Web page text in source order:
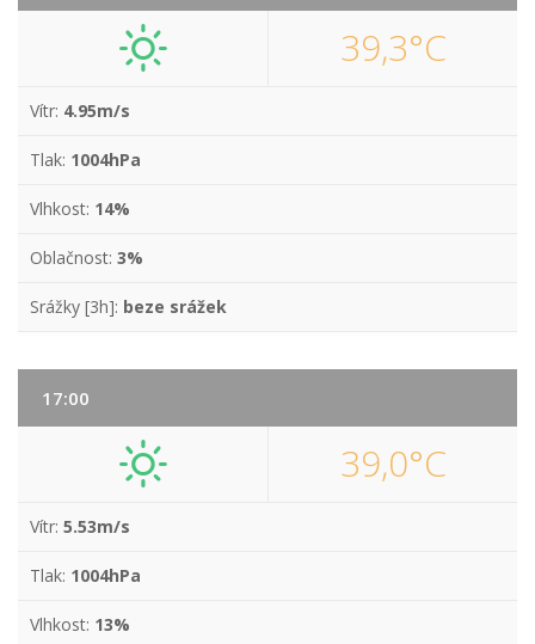
39,3°C
Vítr: 4.95m/s
Tlak: 1004hPa
Vlhkost: 14%
Oblačnost: 3%
Srážky [3h]: beze srážek
17:00
39,0°C
Vítr: 5.53m/s
Tlak: 1004hPa
Vlhkost: 13%